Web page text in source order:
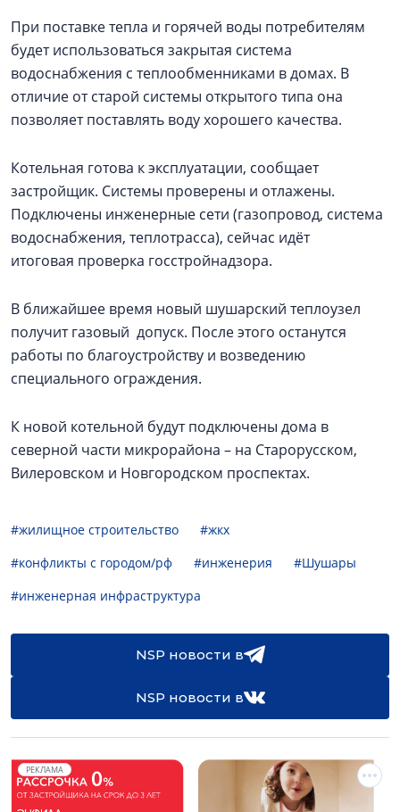
При поставке тепла и горячей воды потребителям
будет использоваться закрытая система
водоснабжения с теплообменниками в домах. В
отличие от старой системы открытого типа она
позволяет поставлять воду хорошего качества.
Котельная готова к эксплуатации, сообщает
застройщик. Системы проверены и отлажены.
Подключены инженерные сети (газопровод, система
водоснабжения, теплотрасса), сейчас идёт
итоговая проверка госстройнадзора.
В ближайшее время новый шушарский теплоузел
получит газовый допуск. После этого останутся
работы по благоустройству и возведению
специального ограждения.
К новой котельной будут подключены дома в
северной части микрорайона – на Старорусском,
Вилеровском и Новгородском проспектах.
#жилищное строительство
#жкх
#конфликты с городом/рф
#инженерия
#Шушары
#инженерная инфраструктура
NSP новости в
NSP новости в
РЕКЛАМА